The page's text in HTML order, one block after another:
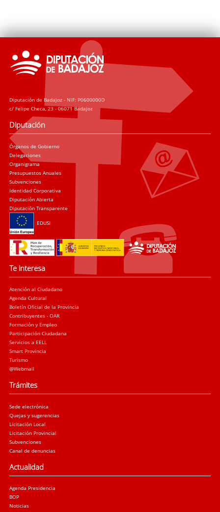
Diputación de Badajoz - NIF: P0600000D
c/ Felipe Checa, 23 - 06071 Badajoz
Diputación
Órganos de Gobierno
Delegaciones
Organigrama
Presupuestos Anuales
Subvenciones
Identidad Corporativa
Diputación Abierta
Diputación Transparente
EDUSI
Te interesa
Atención al Ciudadano
Agenda Cultural
Boletín Oficial de la Provincia
Contribuyentes - OAR
Formación y Empleo
Participación Ciudadana
Servicios a EELL
Smart Provincia
Turismo
@Webmail
Trámites
Sede electrónica
Quejas y sugerencias
Licitación Local
Licitación Provincial
Subvenciones
Canal de denuncias
Actualidad
Agenda Presidencia
BOP
Noticias